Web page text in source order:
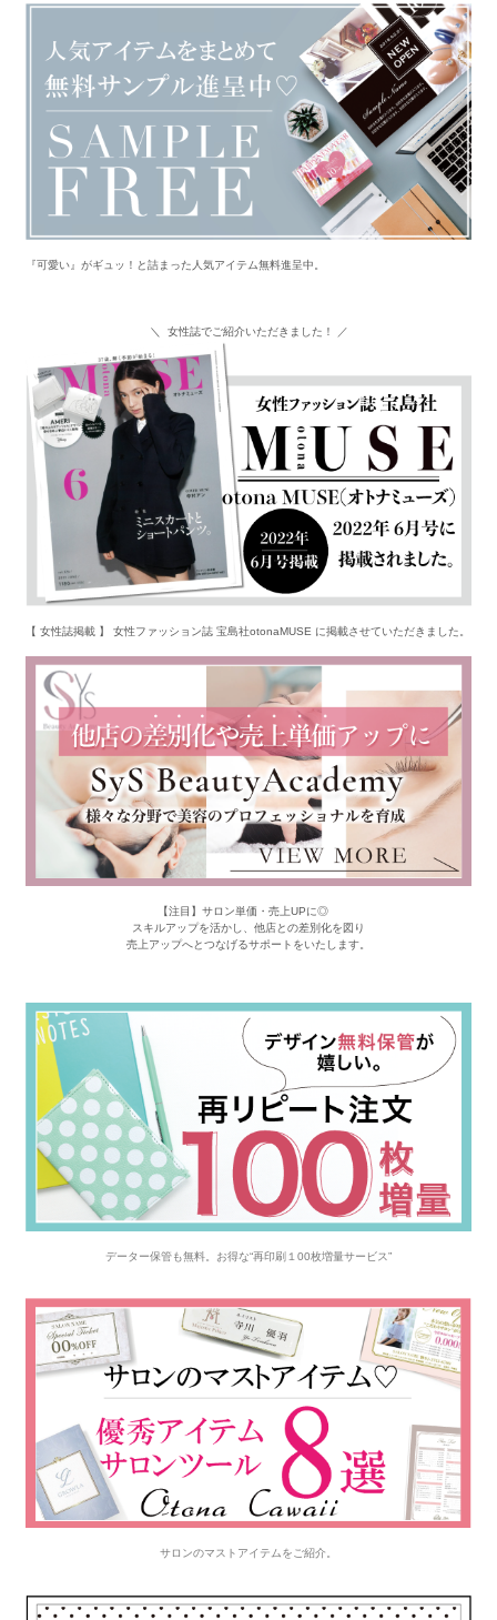
『可愛い』がギュッ！と詰まった人気アイテム無料進呈中。
＼ 女性誌でご紹介いただきました！ ／
【 女性誌掲載 】 女性ファッション誌 宝島社otonaMUSE に掲載させていただきました。
【注目】サロン単価・売上UPに◎
スキルアップを活かし、他店との差別化を図り
売上アップへとつなげるサポートをいたします。
データー保管も無料。お得な“再印刷１00枚増量サービス”
サロンのマストアイテムをご紹介。